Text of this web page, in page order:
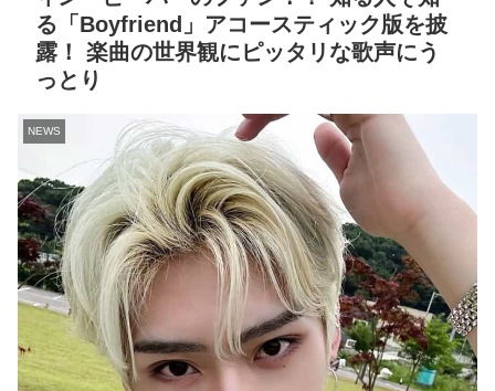
る「Boyfriend」アコースティック版を披
露！ 楽曲の世界観にピッタリな歌声にう
っとり
NEWS